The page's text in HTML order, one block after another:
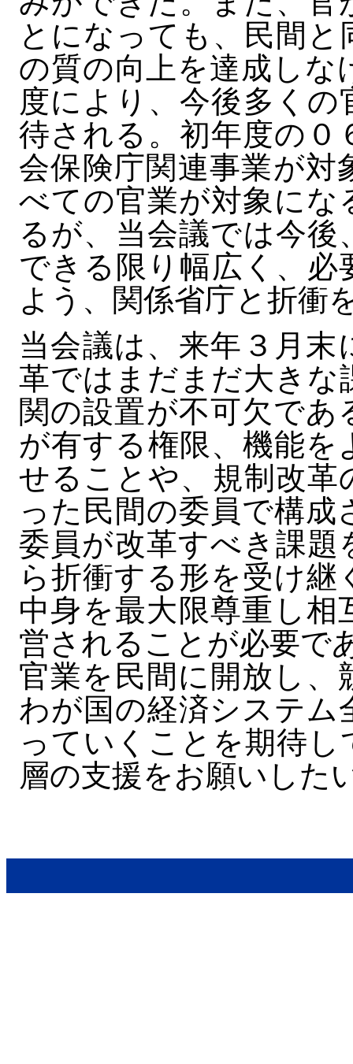
とになっても、民間
の質の向上を達成しな
度により、今後多く
待される。初年度の０
会保険庁関連事業が対
べての官業が対象にな
るが、当会議では今
できる限り幅広く、
よう、関係省庁と折衝
当会議は、来年３月
革ではまだまだ大きな
関の設置が不可欠で
が有する権限、機能
せることや、規制改革
った民間の委員で構
委員が改革すべき課題
ら折衝する形を受け
中身を最大限尊重し
営されることが必要で
官業を民間に開放し、
わが国の経済システム
っていくことを期待
層の支援をお願いした